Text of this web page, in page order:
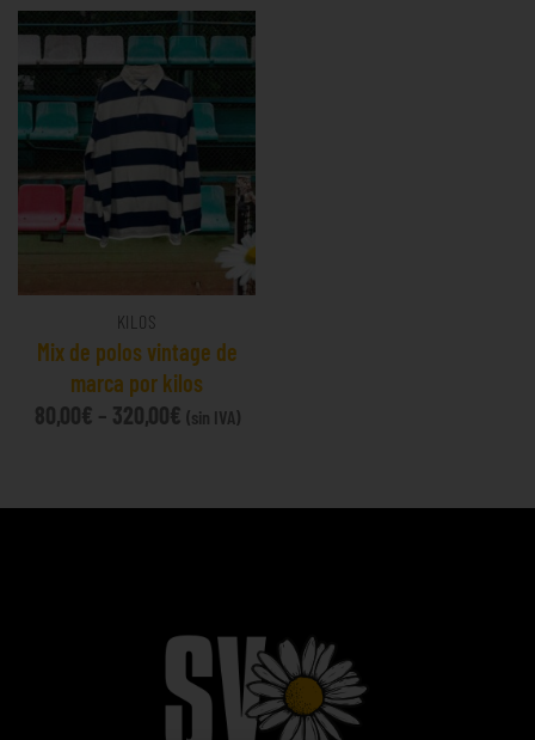
KILOS
Mix de polos vintage de
marca por kilos
80,00€ – 320,00€ (sin IVA)